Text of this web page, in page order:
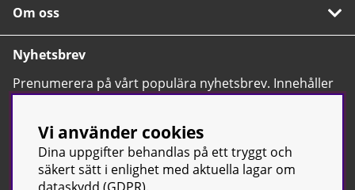
Om oss
Nyhetsbrev
Prenumerera på vårt populära nyhetsbrev. Innehåller
tips, nyheter och våra allra bästa erbjudanden.
Vi använder cookies
Dina uppgifter behandlas på ett tryggt och
säkert sätt i enlighet med aktuella lagar om